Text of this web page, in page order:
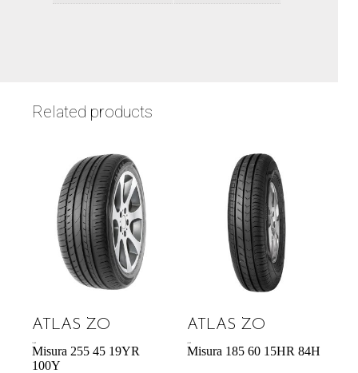
Related products
ATLAS ZO
Misura 255 45 19YR
100Y
ATLAS ZO
Misura 185 60 15HR 84H